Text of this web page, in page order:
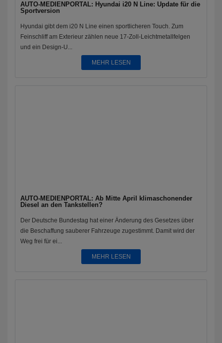
AUTO-MEDIENPORTAL: Hyundai i20 N Line: Update für die
Sportversion
Hyundai gibt dem i20 N Line einen sportlicheren Touch. Zum
Feinschliff am Exterieur zählen neue 17-Zoll-Leichtmetallfelgen
und ein Design-U...
MEHR LESEN
AUTO-MEDIENPORTAL: Ab Mitte April klimaschonender
Diesel an den Tankstellen?
Der Deutsche Bundestag hat einer Änderung des Gesetzes über
die Beschaffung sauberer Fahrzeuge zugestimmt. Damit wird der
Weg frei für ei...
MEHR LESEN